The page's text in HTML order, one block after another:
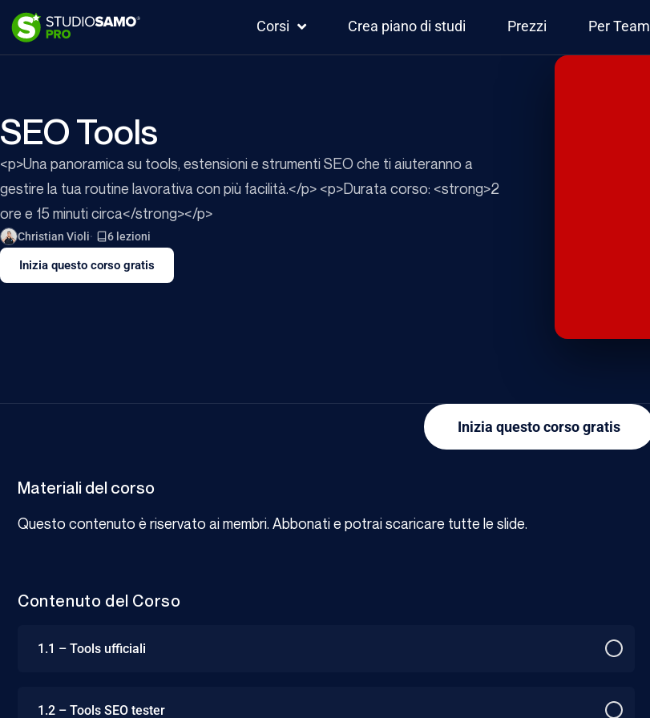
Corsi Crea piano di studi Prezzi Per Team
SEO Tools
<p>Una panoramica su tools, estensioni e strumenti SEO che ti aiuteranno a
gestire la tua routine lavorativa con più facilità.</p> <p>Durata corso: <strong>2
ore e 15 minuti circa</strong></p>
Christian Violi 6 lezioni
Inizia questo corso gratis
Inizia questo corso gratis
Materiali del corso
Questo contenuto è riservato ai membri. Abbonati e potrai scaricare tutte le slide.
Contenuto del Corso
1.1 – Tools ufficiali
1.2 – Tools SEO tester